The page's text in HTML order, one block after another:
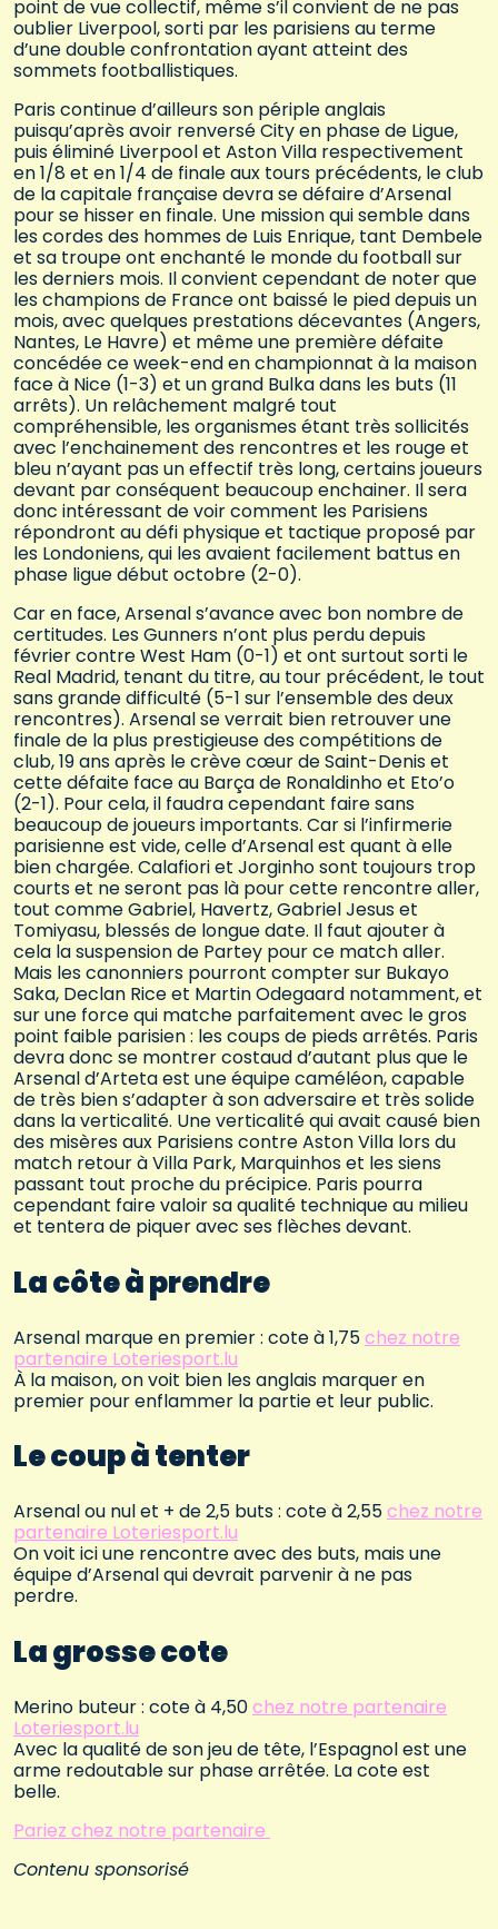
point de vue collectif, même s’il convient de ne pas
oublier Liverpool, sorti par les parisiens au terme
d’une double confrontation ayant atteint des
sommets footballistiques.
Paris continue d’ailleurs son périple anglais
puisqu’après avoir renversé City en phase de Ligue,
puis éliminé Liverpool et Aston Villa respectivement
en 1/8 et en 1/4 de finale aux tours précédents, le club
de la capitale française devra se défaire d’Arsenal
pour se hisser en finale. Une mission qui semble dans
les cordes des hommes de Luis Enrique, tant Dembele
et sa troupe ont enchanté le monde du football sur
les derniers mois. Il convient cependant de noter que
les champions de France ont baissé le pied depuis un
mois, avec quelques prestations décevantes (Angers,
Nantes, Le Havre) et même une première défaite
concédée ce week-end en championnat à la maison
face à Nice (1-3) et un grand Bulka dans les buts (11
arrêts). Un relâchement malgré tout
compréhensible, les organismes étant très sollicités
avec l’enchainement des rencontres et les rouge et
bleu n’ayant pas un effectif très long, certains joueurs
devant par conséquent beaucoup enchainer. Il sera
donc intéressant de voir comment les Parisiens
répondront au défi physique et tactique proposé par
les Londoniens, qui les avaient facilement battus en
phase ligue début octobre (2-0).
Car en face, Arsenal s’avance avec bon nombre de
certitudes. Les Gunners n’ont plus perdu depuis
février contre West Ham (0-1) et ont surtout sorti le
Real Madrid, tenant du titre, au tour précédent, le tout
sans grande difficulté (5-1 sur l’ensemble des deux
rencontres). Arsenal se verrait bien retrouver une
finale de la plus prestigieuse des compétitions de
club, 19 ans après le crève cœur de Saint-Denis et
cette défaite face au Barça de Ronaldinho et Eto’o
(2-1). Pour cela, il faudra cependant faire sans
beaucoup de joueurs importants. Car si l’infirmerie
parisienne est vide, celle d’Arsenal est quant à elle
bien chargée. Calafiori et Jorginho sont toujours trop
courts et ne seront pas là pour cette rencontre aller,
tout comme Gabriel, Havertz, Gabriel Jesus et
Tomiyasu, blessés de longue date. Il faut ajouter à
cela la suspension de Partey pour ce match aller.
Mais les canonniers pourront compter sur Bukayo
Saka, Declan Rice et Martin Odegaard notamment, et
sur une force qui matche parfaitement avec le gros
point faible parisien : les coups de pieds arrêtés. Paris
devra donc se montrer costaud d’autant plus que le
Arsenal d’Arteta est une équipe caméléon, capable
de très bien s’adapter à son adversaire et très solide
dans la verticalité. Une verticalité qui avait causé bien
des misères aux Parisiens contre Aston Villa lors du
match retour à Villa Park, Marquinhos et les siens
passant tout proche du précipice. Paris pourra
cependant faire valoir sa qualité technique au milieu
et tentera de piquer avec ses flèches devant.
La côte à prendre
Arsenal marque en premier : cote à 1,75chez notre
partenaire Loteriesport.lu
À la maison, on voit bien les anglais marquer en
premier pour enflammer la partie et leur public.
Le coup à tenter
Arsenal ou nul et + de 2,5 buts : cote à 2,55chez notre
partenaire Loteriesport.lu
On voit ici une rencontre avec des buts, mais une
équipe d’Arsenal qui devrait parvenir à ne pas
perdre.
La grosse cote
Merino buteur : cote à 4,50chez notre partenaire
Loteriesport.lu
Avec la qualité de son jeu de tête, l’Espagnol est une
arme redoutable sur phase arrêtée. La cote est
belle.
Pariez chez notre partenaire
Contenu sponsorisé